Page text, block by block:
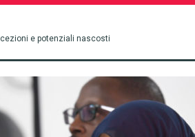
e potenziali nascosti